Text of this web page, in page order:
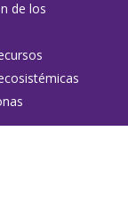
de los